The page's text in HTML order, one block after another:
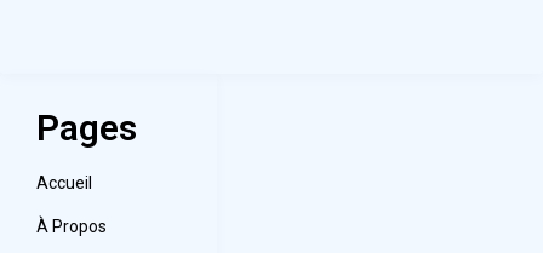
Pages
Accueil
À Propos